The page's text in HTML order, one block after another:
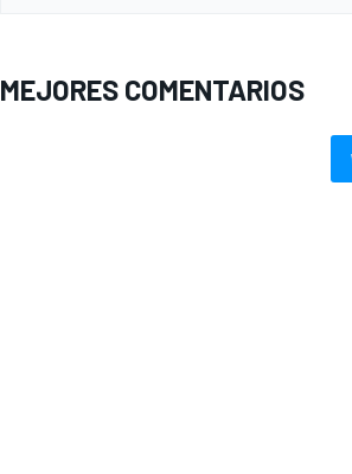
MEJORES COMENTARIOS